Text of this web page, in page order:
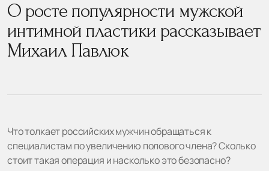
О росте популярности мужской
интимной пластики рассказывает
Михаил Павлюк
Что толкает российских мужчин обращаться к
специалистам по увеличению полового члена? Сколько
стоит такая операция и насколько это безопасно?